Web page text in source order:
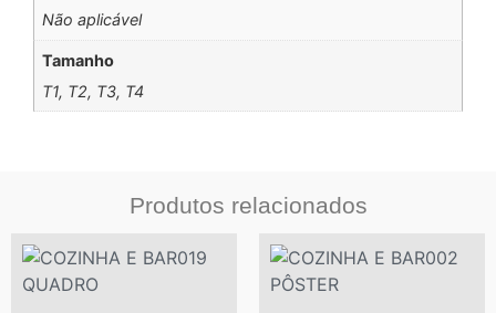
Não aplicável
Tamanho
T1, T2, T3, T4
Produtos relacionados